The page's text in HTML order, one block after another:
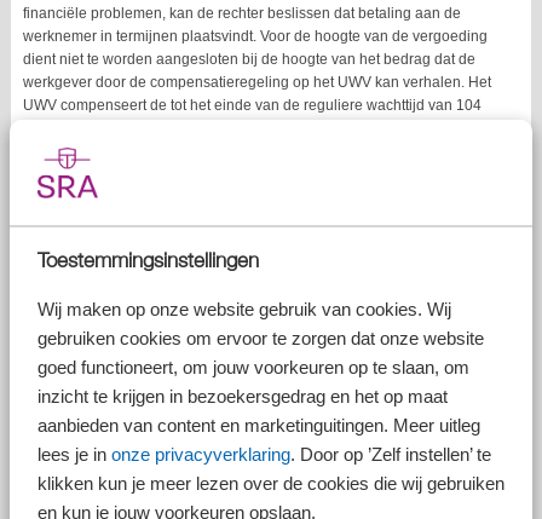
Toestemmingsinstellingen
Wij maken op onze website gebruik van cookies. Wij
gebruiken cookies om ervoor te zorgen dat onze website
goed functioneert, om jouw voorkeuren op te slaan, om
inzicht te krijgen in bezoekersgedrag en het op maat
aanbieden van content en marketinguitingen. Meer uitleg
lees je in onze privacyverklaring. Door op ’Zelf instellen’ te
klikken kun je meer lezen over de cookies die wij gebruiken
en kun je jouw voorkeuren opslaan.
financiële problemen, kan de rechter beslissen dat betaling aan de
werknemer in termijnen plaatsvindt. Voor de hoogte van de vergoeding
dient niet te worden aangesloten bij de hoogte van het bedrag dat de
werkgever door de compensatieregeling op het UWV kan verhalen. Het
UWV compenseert de tot het einde van de reguliere wachttijd van 104
De pro-rato-transitievergoeding: wat is dit en
wanneer geldt deze?
Op grond van de Kolom-beschikking van september 2018 van de Hoge
Raad bestaat er recht op een pro-rato-transitievergoeding bij een
hierbij om een vermindering van de arbeidsduur met minimaal 20% die
– naar het zich laat aanzien – blijvend zal zijn. Als de
arbeidsovereenkomst is aangepast en voldaan wordt aan genoemde
voorwaarden, bestaat er recht op een pro-rato-transitievergoeding
waarvoor een tegemoetkoming van het UWV kan worden ontvangen.
Tegemoetkoming transitievergoeding
Als er sprake is van het uitbetalen van een transitievergoeding in
verband met een beëindiging van het dienstverband vanwege
langdurige arbeidsongeschiktheid (na het verstrijken van het